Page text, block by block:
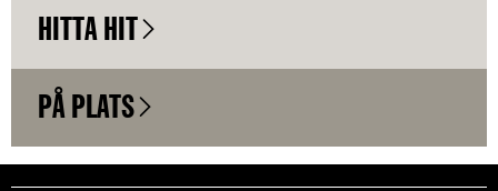
HITTA HIT
PÅ PLATS